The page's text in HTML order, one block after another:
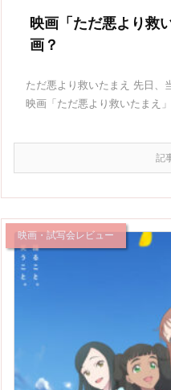
映画「ただ悪より救
画？
ただ悪より救いたまえ 先日、
映画「ただ悪より救いたまえ
記
映画・試写会レビュー